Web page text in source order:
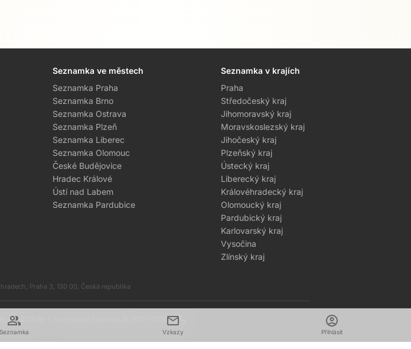
group
Seznamka
mail
Vzkazy
account_circle
Přihlásit
Seznamka ve městech
Seznamka Praha
Seznamka Brno
Seznamka Ostrava
Seznamka Plzeň
Seznamka Liberec
Seznamka Olomouc
České Budějovice
Hradec Králové
Ústí nad Labem
Seznamka Pardubice
Seznamka v krajích
Praha
Středočeský kraj
Jihomoravský kraj
Moravskoslezský kraj
Jihočeský kraj
Plzeňský kraj
Ústecký kraj
Liberecký kraj
Královéhradecký kraj
Olomoucký kraj
Pardubický kraj
Karlovarský kraj
Vysočina
Zlínský kraj
Praha 3, 130 00, Česká republika
se už 25 let Seznamka Známost © 2001–2026 dark_mode